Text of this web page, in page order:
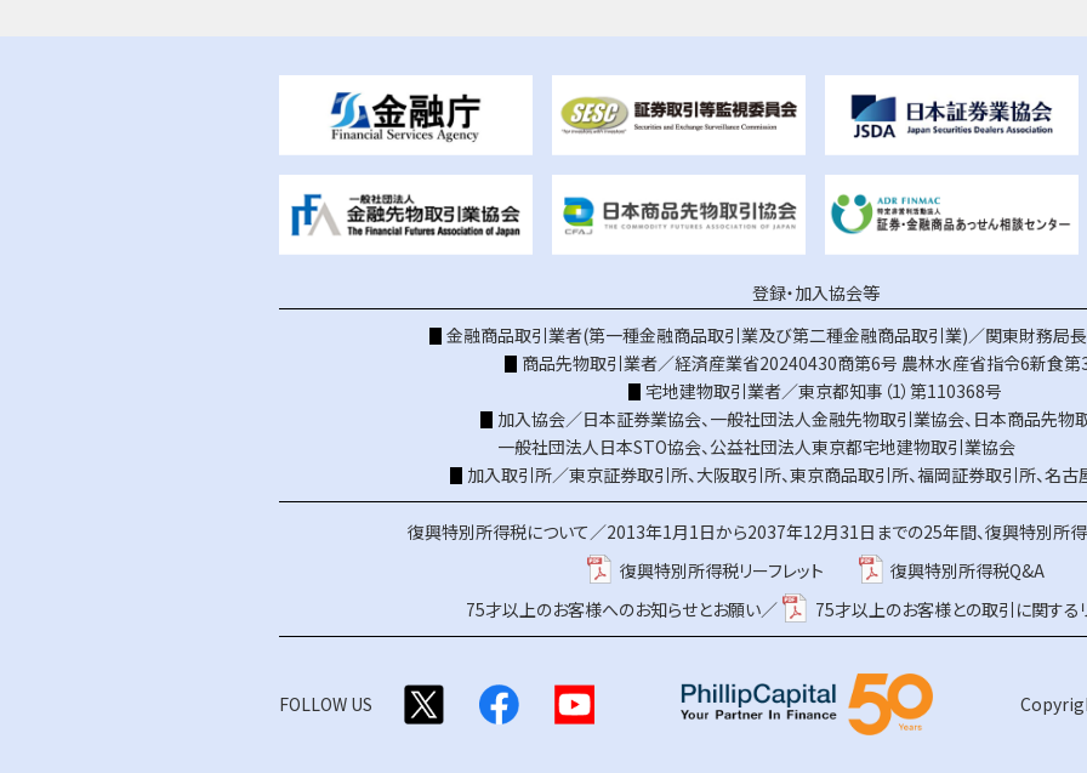
登録・加入協会等
金融商品取引業者(第一種金融商品取引業及び第二種金融商品取引業)／関東財務局長
商品先物取引業者／経済産業省20240430商第6号 農林水産省指令6新食第
宅地建物取引業者／東京都知事（1）第110368号
加入協会／日本証券業協会、 一般社団法人金融先物取引業協会、 日本商品先物
一般社団法人日本STO協会、 公益社団法人東京都宅地建物取引業協会
加入取引所／東京証券取引所、大阪取引所、東京商品取引所、福岡証券取引所、名古
復興特別所得税について／2013年1月1日から2037年12月31日までの25年間、復興特別所得
復興特別所得税リーフレット
復興特別所得税Q&A
75才以上のお客様へのお知らせとお願い／
75才以上のお客様との取引に関する
FOLLOW US